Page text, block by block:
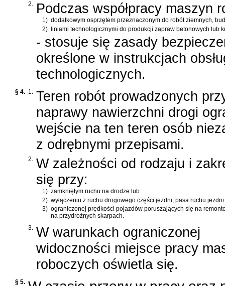
2. Podczas współpracy maszyn
1) dodatkowym osprzętem przeznaczonym do robót ziemnych,
2) liniami technologicznymi do produkcji zapraw betonowych lub
- stosuje się zasady
określone w instrukcjach
technologicznych.
§ 4. 1. Teren robót prowadzonych
naprawy nawierzchni drogi
wejście na ten teren osób
z odrębnymi przepisami.
2. W zależności od rodzaju i
się przy:
1) zamkniętym ruchu na drodze lub
2) wyłączeniu z ruchu drogowego części jezdni, pasa ruchu
3) ograniczonej prędkości pojazdów poruszających się na
na przydrożnych skarpach.
3. W warunkach ograniczonej
widoczności miejsce pracy
roboczych oświetla się.
§ 5.